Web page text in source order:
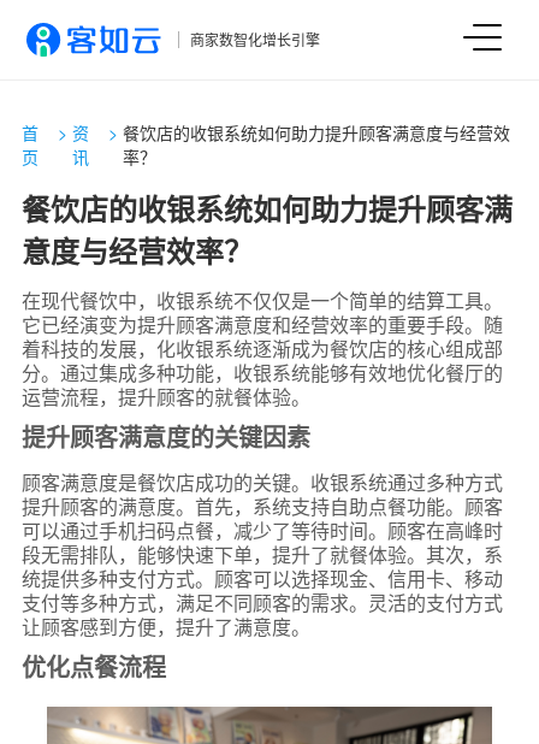
商家数智化增长引擎
首
页
>资
讯
>餐饮店的收银系统如何助力提升顾客满意度与经营效
率？
餐饮店的收银系统如何助力提升顾客满
意度与经营效率？
在现代餐饮中，收银系统不仅仅是一个简单的结算工具。
它已经演变为提升顾客满意度和经营效率的重要手段。随
着科技的发展，化收银系统逐渐成为餐饮店的核心组成部
分。通过集成多种功能，收银系统能够有效地优化餐厅的
运营流程，提升顾客的就餐体验。
提升顾客满意度的关键因素
顾客满意度是餐饮店成功的关键。收银系统通过多种方式
提升顾客的满意度。首先，系统支持自助点餐功能。顾客
可以通过手机扫码点餐，减少了等待时间。顾客在高峰时
段无需排队，能够快速下单，提升了就餐体验。其次，系
统提供多种支付方式。顾客可以选择现金、信用卡、移动
支付等多种方式，满足不同顾客的需求。灵活的支付方式
让顾客感到方便，提升了满意度。
优化点餐流程